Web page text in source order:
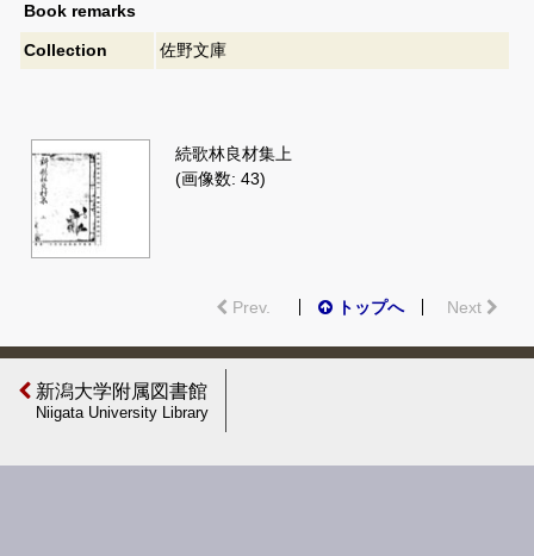
Book remarks
Collection 佐野文庫
続歌林良材集上
(画像数: 43)
Prev. トップへ Next
新潟大学附属図書館
Niigata University Library